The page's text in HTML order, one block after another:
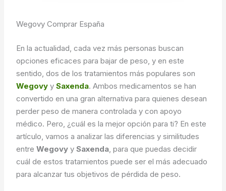
Wegovy Comprar España
En la actualidad, cada vez más personas buscan
opciones eficaces para bajar de peso, y en este
sentido, dos de los tratamientos más populares son
Wegovy ySaxenda. Ambos medicamentos se han
convertido en una gran alternativa para quienes desean
perder peso de manera controlada y con apoyo
médico. Pero, ¿cuál es la mejor opción para ti? En este
artículo, vamos a analizar las diferencias y similitudes
entreWegovy ySaxenda , para que puedas decidir
cuál de estos tratamientos puede ser el más adecuado
para alcanzar tus objetivos de pérdida de peso.